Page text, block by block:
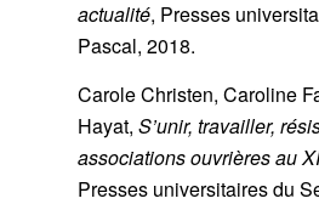
actualité, Presses
Pascal, 2018.
Carole Christen, Caroline
Hayat, S’unir, travailler,
associations ouvrières au
Presses universitaires du